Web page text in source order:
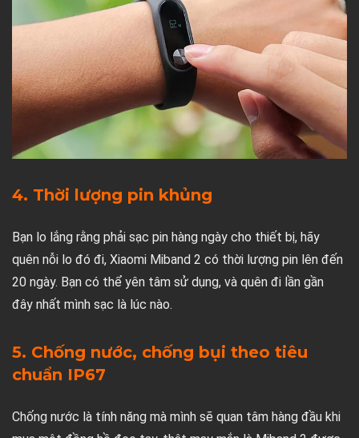
4. Thời lượng pin khủng
Bạn lo lắng rằng phải sạc pin hàng ngày cho thiết bị, hãy
quên nỗi lo đó đi, Xiaomi Miband 2 có thời lượng pin lên đến
20 ngày. Bạn có thể yên tâm sử dụng, và quên đi lần gần
đây nhất mình sạc là lúc nào.
5. Chống nước, chống bụi theo tiêu
chuẩn IP67
Chống nước là tính năng mà mình sẽ quan tâm hàng đầu khi